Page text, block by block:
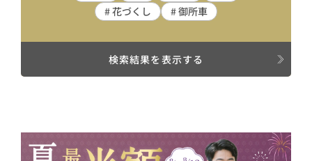
# 花づくし
# 御所車
検索結果を表示する